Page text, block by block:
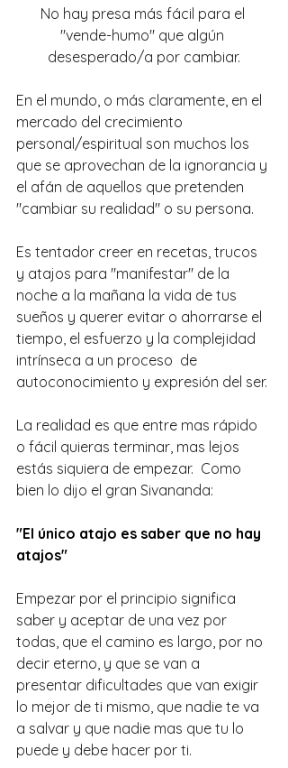
No hay presa más fácil para el
"vende-humo" que algún
desesperado/a por cambiar.
En el mundo, o más claramente, en el
mercado del crecimiento
personal/espiritual son muchos los
que se aprovechan de la ignorancia y
el afán de aquellos que pretenden
"cambiar su realidad" o su persona.
Es tentador creer en recetas, trucos
y atajos para "manifestar" de la
noche a la mañana la vida de tus
sueños y querer evitar o ahorrarse el
tiempo, el esfuerzo y la complejidad
intrínseca a un proceso  de
autoconocimiento y expresión del ser.
La realidad es que entre mas rápido
o fácil quieras terminar, mas lejos
estás siquiera de empezar.  Como
bien lo dijo el gran Sivananda:
"El único atajo es saber que no hay
atajos"
Empezar por el principio significa
saber y aceptar de una vez por
todas, que el camino es largo, por no
decir eterno, y que se van a
presentar dificultades que van exigir
lo mejor de ti mismo, que nadie te va
a salvar y que nadie mas que tu lo
puede y debe hacer por ti.